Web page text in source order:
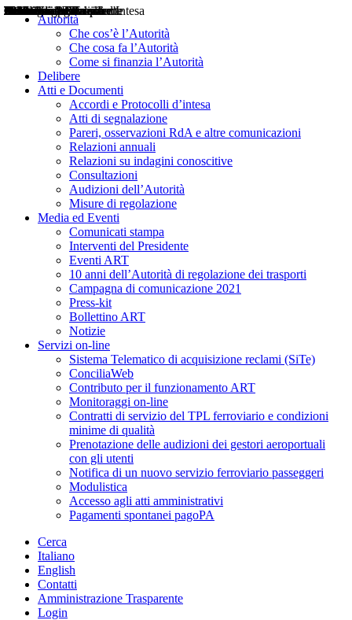
Autorità
Che cos’è l’Autorità
Che cosa fa l’Autorità
Come si finanzia l’Autorità
Delibere
Atti e Documenti
Accordi e Protocolli d’intesa
Atti di segnalazione
Pareri, osservazioni RdA e altre comunicazioni
Relazioni annuali
Relazioni su indagini conoscitive
Consultazioni
Audizioni dell’Autorità
Misure di regolazione
Media ed Eventi
Comunicati stampa
Interventi del Presidente
Eventi ART
10 anni dell’Autorità di regolazione dei trasporti
Campagna di comunicazione 2021
Press-kit
Bollettino ART
Notizie
Servizi on-line
Sistema Telematico di acquisizione reclami (SiTe)
ConciliaWeb
Contributo per il funzionamento ART
Monitoraggi on-line
Contratti di servizio del TPL ferroviario e condizioni
minime di qualità
Prenotazione delle audizioni dei gestori aeroportuali
con gli utenti
Notifica di un nuovo servizio ferroviario passeggeri
Modulistica
Accesso agli atti amministrativi
Pagamenti spontanei pagoPA
Cerca
Italiano
English
Contatti
Amministrazione Trasparente
Login
Delibere
Pareri
Consultazioni
Audizioni
Atti di Segnalazione
Accordi e Protocolli d'Intesa
Relazioni annuali
Misure di regolazione
Notizie
Comunicati Stampa
Bollettini ART
Convegni ART
Interviste del Presidente
Articoli in primo piano
Interventi del Presidente
2004
2005
2010
2013
2014
2015
2016
2017
2018
2019
202
2020
2021
2022
2023
2024
2025
2026
Aereo
Marittimo
Terrestre